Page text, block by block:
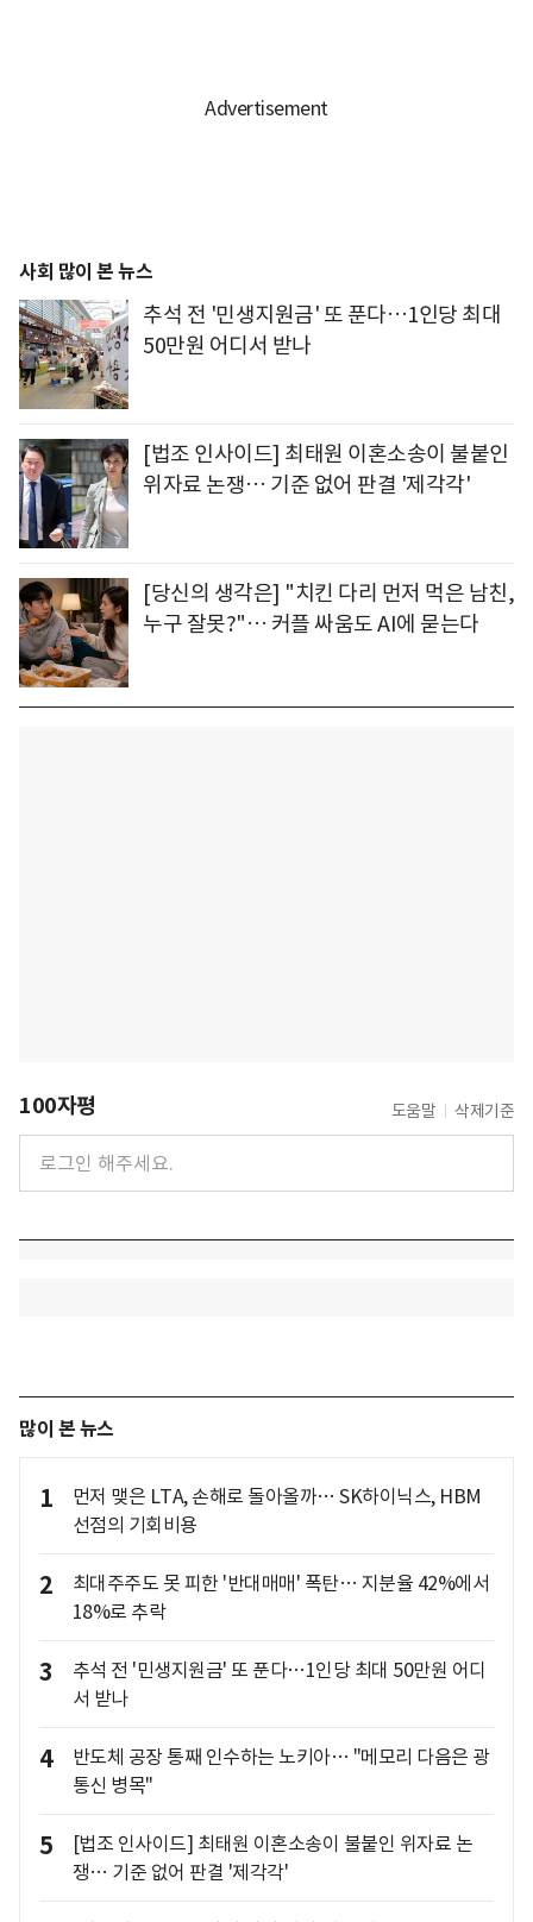
사회 많이 본 뉴스
추석 전 '민생지원금' 또 푼다…1인당 최대
50만원 어디서 받나
[법조 인사이드] 최태원 이혼소송이 불붙인
위자료 논쟁… 기준 없어 판결 '제각각'
[당신의 생각은] "치킨 다리 먼저 먹은 남친,
누구 잘못?"… 커플 싸움도 AI에 묻는다
100자평 도움말 삭제기준
많이 본 뉴스
1
먼저 맺은 LTA, 손해로 돌아올까… SK하이닉스, HBM
선점의 기회비용
2
최대주주도 못 피한 '반대매매' 폭탄… 지분율 42%에서
18%로 추락
3
추석 전 '민생지원금' 또 푼다…1인당 최대 50만원 어디
서 받나
4
반도체 공장 통째 인수하는 노키아… "메모리 다음은 광
통신 병목"
5
[법조 인사이드] 최태원 이혼소송이 불붙인 위자료 논
쟁… 기준 없어 판결 '제각각'